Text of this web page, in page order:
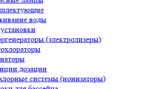
воды
(электролизеры)
дозации
системы (ионизаторы)